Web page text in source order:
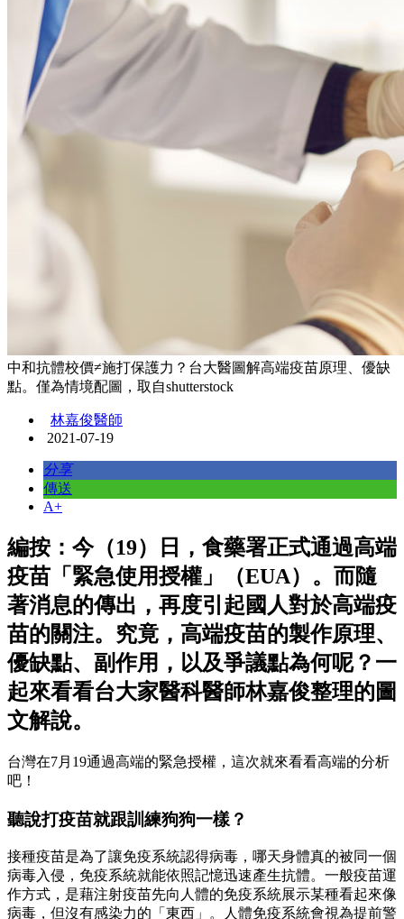
中和抗體校價≠施打保護力？台大醫圖解高端疫苗原理、優缺
點。僅為情境配圖，取自shutterstock
林嘉俊醫師
2021-07-19
分享
傳送
A+
編按：今（19）日，食藥署正式通過高端
疫苗「緊急使用授權」（EUA）。而隨
著消息的傳出，再度引起國人對於高端疫
苗的關注。究竟，高端疫苗的製作原理、
優缺點、副作用，以及爭議點為何呢？一
起來看看台大家醫科醫師林嘉俊整理的圖
文解說。
台灣在7月19通過高端的緊急授權，這次就來看看高端的分析
吧！
聽說打疫苗就跟訓練狗狗一樣？
接種疫苗是為了讓免疫系統認得病毒，哪天身體真的被同一個
病毒入侵，免疫系統就能依照記憶迅速產生抗體。一般疫苗運
作方式，是藉注射疫苗先向人體的免疫系統展示某種看起來像
病毒，但沒有感染力的「東西」。人體免疫系統會視為提前警